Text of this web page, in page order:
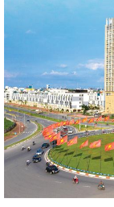
Công khai tình hình
14/7/2026
Công khai tình hình
15/7/2026
Công khai tình hình
13/7/2026
Công khai tình hình
10/7/2026